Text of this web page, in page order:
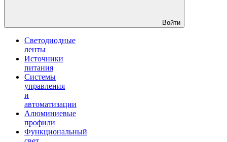
Войти
Светодиодные
ленты
Источники
питания
Системы
управления
и
автоматизации
Алюминиевые
профили
Функциональный